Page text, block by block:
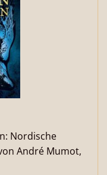
Nordische
André Mumot,